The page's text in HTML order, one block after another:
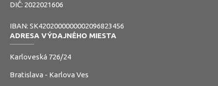
DIČ: 2022021606
IBAN: SK4202000000002096823456
ADRESA VÝDAJNÉHO MIESTA
Karloveská 726/24
Bratislava - Karlova Ves